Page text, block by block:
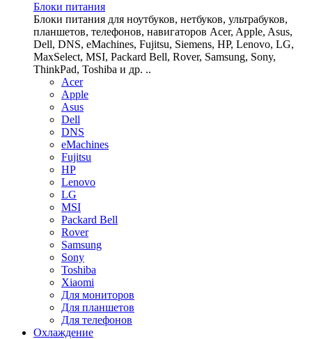
Блоки питания
Блоки питания для ноутбуков, нетбуков, ультрабуков,
планшетов, телефонов, навигаторов Acer, Apple, Asus,
Dell, DNS, eMachines, Fujitsu, Siemens, HP, Lenovo, LG,
MaxSelect, MSI, Packard Bell, Rover, Samsung, Sony,
ThinkPad, Toshiba и др. ..
Acer
Apple
Asus
Dell
DNS
eMachines
Fujitsu
HP
Lenovo
LG
MSI
Packard Bell
Rover
Samsung
Sony
Toshiba
Xiaomi
Для мониторов
Для планшетов
Для телефонов
Охлаждение